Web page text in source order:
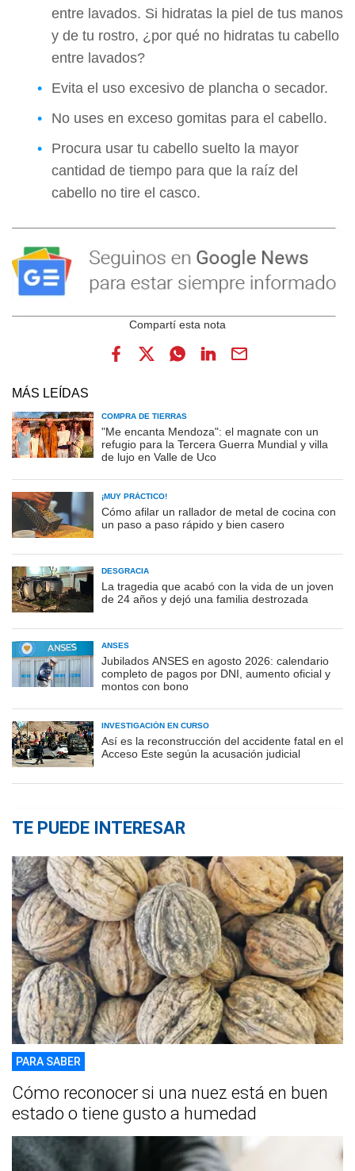
entre lavados. Si hidratas la piel de tus manos
y de tu rostro, ¿por qué no hidratas tu cabello
entre lavados?
Evita el uso excesivo de plancha o secador.
No uses en exceso gomitas para el cabello.
Procura usar tu cabello suelto la mayor
cantidad de tiempo para que la raíz del
cabello no tire el casco.
MÁS LEÍDAS
COMPRA DE TIERRAS
"Me encanta Mendoza": el magnate con un
refugio para la Tercera Guerra Mundial y villa
de lujo en Valle de Uco
¡MUY PRÁCTICO!
Cómo afilar un rallador de metal de cocina con
un paso a paso rápido y bien casero
DESGRACIA
La tragedia que acabó con la vida de un joven
de 24 años y dejó una familia destrozada
ANSES
Jubilados ANSES en agosto 2026: calendario
completo de pagos por DNI, aumento oficial y
montos con bono
INVESTIGACIÓN EN CURSO
Así es la reconstrucción del accidente fatal en el
Acceso Este según la acusación judicial
TE PUEDE INTERESAR
PARA SABER
Cómo reconocer si una nuez está en buen
estado o tiene gusto a humedad